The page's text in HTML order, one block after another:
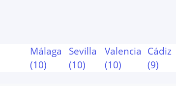
Málaga
(10)
Sevilla
(10)
Valencia
(10)
Cádiz
(9)